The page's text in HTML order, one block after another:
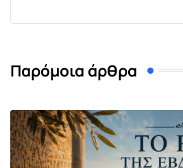
Παρόμοια άρθρα